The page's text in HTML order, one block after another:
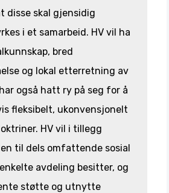
disse skal gjensidig
i et samarbeid. HV vil ha
bred
og lokal etterretning av
også hatt ry på seg for å
fleksibelt, ukonvensjonelt
HV vil i tillegg
til dels omfattende sosial
avdeling besitter, og
støtte og utnytte